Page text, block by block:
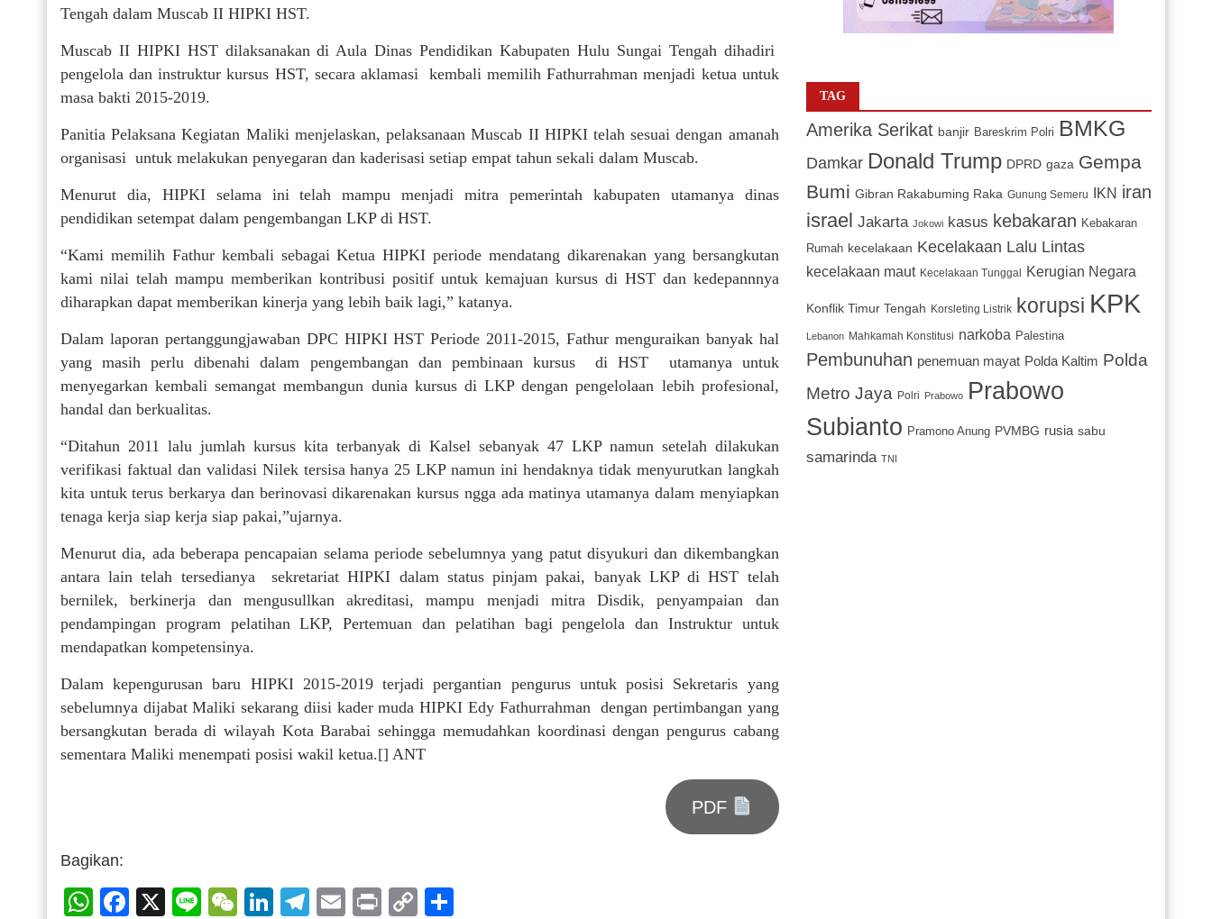
Tengah dalam Muscab II HIPKI HST.
Muscab II HIPKI HST dilaksanakan di Aula Dinas Pendidikan Kabupaten Hulu Sungai Tengah dihadiri
pengelola dan instruktur kursus HST, secara aklamasi kembali memilih Fathurrahman menjadi ketua untuk
masa bakti 2015-2019.
Panitia Pelaksana Kegiatan Maliki menjelaskan, pelaksanaan Muscab II HIPKI telah sesuai dengan amanah
organisasi untuk melakukan penyegaran dan kaderisasi setiap empat tahun sekali dalam Muscab.
Menurut dia, HIPKI selama ini telah mampu menjadi mitra pemerintah kabupaten utamanya dinas
pendidikan setempat dalam pengembangan LKP di HST.
“Kami memilih Fathur kembali sebagai Ketua HIPKI periode mendatang dikarenakan yang bersangkutan
kami nilai telah mampu memberikan kontribusi positif untuk kemajuan kursus di HST dan kedepannnya
diharapkan dapat memberikan kinerja yang lebih baik lagi,” katanya.
Dalam laporan pertanggungjawaban DPC HIPKI HST Periode 2011-2015, Fathur menguraikan banyak hal
yang masih perlu dibenahi dalam pengembangan dan pembinaan kursus di HST utamanya untuk
menyegarkan kembali semangat membangun dunia kursus di LKP dengan pengelolaan lebih profesional,
handal dan berkualitas.
“Ditahun 2011 lalu jumlah kursus kita terbanyak di Kalsel sebanyak 47 LKP namun setelah dilakukan
verifikasi faktual dan validasi Nilek tersisa hanya 25 LKP namun ini hendaknya tidak menyurutkan langkah
kita untuk terus berkarya dan berinovasi dikarenakan kursus ngga ada matinya utamanya dalam menyiapkan
tenaga kerja siap kerja siap pakai,”ujarnya.
Menurut dia, ada beberapa pencapaian selama periode sebelumnya yang patut disyukuri dan dikembangkan
antara lain telah tersedianya sekretariat HIPKI dalam status pinjam pakai, banyak LKP di HST telah
bernilek, berkinerja dan mengusullkan akreditasi, mampu menjadi mitra Disdik, penyampaian dan
pendampingan program pelatihan LKP, Pertemuan dan pelatihan bagi pengelola dan Instruktur untuk
mendapatkan kompetensinya.
Dalam kepengurusan baru HIPKI 2015-2019 terjadi pergantian pengurus untuk posisi Sekretaris yang
sebelumnya dijabat Maliki sekarang diisi kader muda HIPKI Edy Fathurrahman dengan pertimbangan yang
bersangkutan berada di wilayah Kota Barabai sehingga memudahkan koordinasi dengan pengurus cabang
sementara Maliki menempati posisi wakil ketua.[] ANT
PDF
Bagikan:
WhatsApp
Facebook
X LineWeChat
LinkedIn
Telegram
EmailPrintCopy
TAG
Amerika Serikat banjir Bareskrim Polri BMKG
Damkar Donald Trump DPRD gaza Gempa
Bumi Gibran Rakabuming Raka Gunung Semeru IKN iran
israel Jakarta Jokowi kasus kebakaran Kebakaran
Rumah kecelakaan Kecelakaan Lalu Lintas
kecelakaan maut Kecelakaan Tunggal Kerugian Negara
Konflik Timur Tengah Korsleting Listrik korupsi KPK
Lebanon Mahkamah Konstitusi narkoba Palestina
Pembunuhan penemuan mayat Polda Kaltim Polda
Metro Jaya
Polri Prabowo
Prabowo
Subianto Pramono Anung PVMBG rusia sabu
samarinda TNI